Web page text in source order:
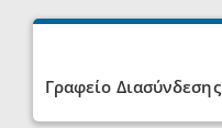
Γραφείο Διασύνδεσης